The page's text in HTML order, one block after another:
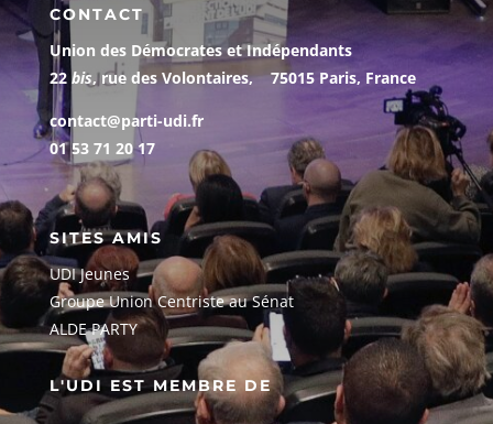
CONTACT
Union des Démocrates et Indépendants
22 bis, rue des Volontaires, 75015 Paris, France
contact@parti-udi.fr
01 53 71 20 17
SITES AMIS
UDI Jeunes
Groupe Union Centriste au Sénat
ALDE PARTY
L'UDI EST MEMBRE DE